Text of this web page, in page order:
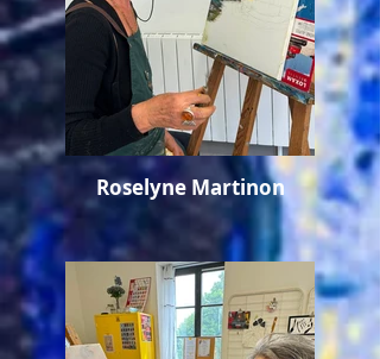
Roselyne Martinon